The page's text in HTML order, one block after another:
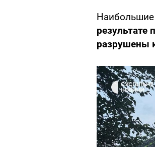
Наибольшие
разрушены